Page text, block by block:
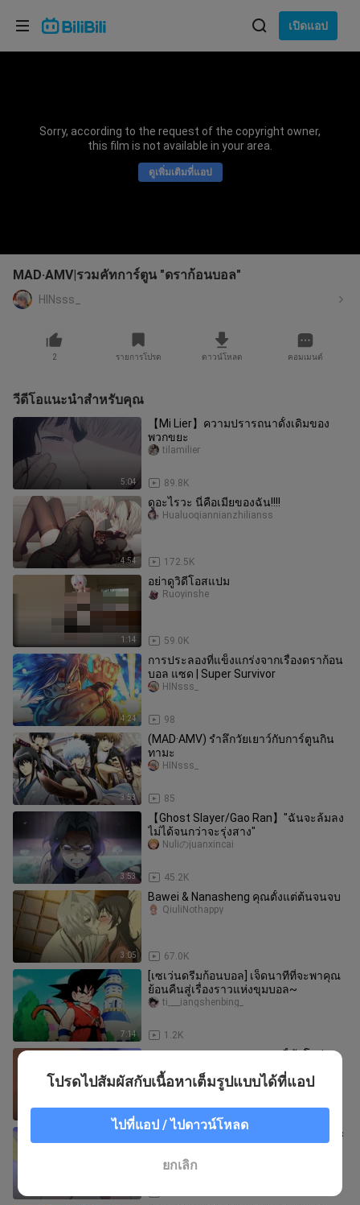
เปิดแอป
Sorry, according to the request of the copyright owner,
this film is not available in your area.
ดูเพิ่มเติมที่แอป
MAD·AMV|รวมคัทการ์ตูน "ดราก้อนบอล"
HINsss_
2 รายการโปรด ดาวน์โหลด คอมเมนต์
วีดีโอแนะนำสำหรับคุณ
5:04
【Mi Lier】ความปรารถนาดั้งเดิมของ
พวกขยะ
89.8K
tilamilier
4:54
ดูอะไรวะ นี่คือเมียของฉัน!!!!
172.5K
Hualuoqiannianzhilianss
1:14
อย่าดูวิดีโอสแปม
59.0K
Ruoyinshe
4:24
การประลองที่แข็งแกร่งจากเรื่องดราก้อน
บอล แซด | Super Survivor
98
HINsss_
3:53
(MAD·AMV) รำลึกวัยเยาว์กับการ์ตูนกิน
ทามะ
85
HINsss_
3:53
【Ghost Slayer/Gao Ran】"ฉันจะล้มลง
ไม่ได้จนกว่าจะรุ่งสาง"
45.2K
Nuliのjuanxincai
3:05
Bawei & Nanasheng คุณตั้งแต่ต้นจนจบ
67.0K
QiuliNothappy
7:14
[เซเว่นดรีมก้อนบอล] เจ็ดนาทีที่จะพาคุณ
ย้อนคืนสู่เรื่องราวแห่งขุมบอล~
1.2K
ti___iangshenbing_
ภาพหายากยุคแรกของเฟรดดี้ ผ้าโปร่ง
และวิลเลียม เหล่าเติง
hung_estes_05
วิดีโอนี้จะไม่ถูกปล่อยในปี 60 ดังนั้นฉันจะ
แพ้!
sumo__い
โปรดไปสัมผัสกับเนื้อหาเต็มรูปแบบได้ที่แอป
ไปที่แอป / ไปดาวน์โหลด
ยกเลิก
เลือกภาษา